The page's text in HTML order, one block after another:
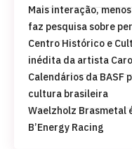
Mais interação,
faz pesquisa sobre
Centro Histórico e
inédita da artista
Calendários da BASF
cultura brasileira
Waelzholz Brasmetal
B’Energy Racing